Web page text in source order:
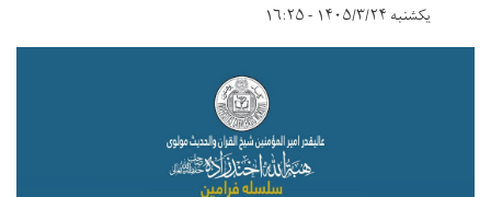
یکشنبه ۱۴۰۵/۳/۲۴ - ۱۶:۲۵